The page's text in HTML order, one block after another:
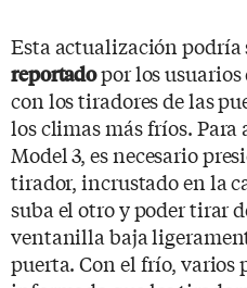
Esta actualización
reportadopor los usuarios
con los tiradores de las
los climas más fríos. Para
Model 3, es necesario
tirador, incrustado en la
suba el otro y poder tirar
ventanilla baja
puerta. Con el frío, varios